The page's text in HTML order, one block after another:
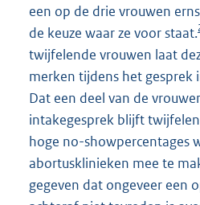
een op de drie vrouwen
de keuze waar ze voor staat.
twijfelende vrouwen laat
merken tijdens het gesprek
Dat een deel van de
intakegesprek blijft
hoge no-showpercentages
abortusklinieken mee te
gegeven dat ongeveer een